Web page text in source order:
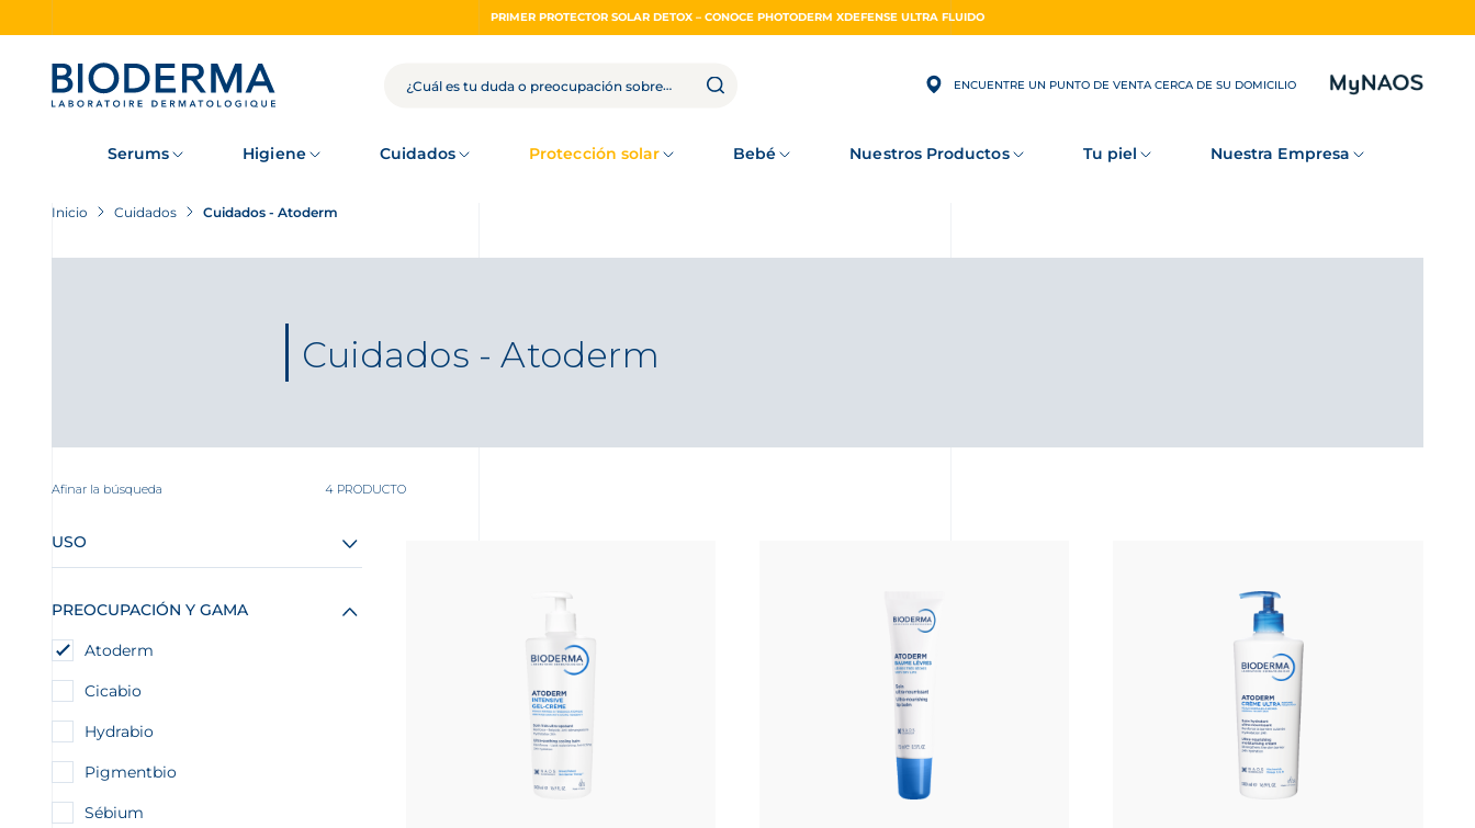
PRIMER PROTECTOR SOLAR DETOX – CONOCE PHOTODERM XDEFENSE ULTRA FLUIDO
BÚSQUEDA ENCUENTRE UN PUNTO DE VENTA CERCA DE SU DOMICILIO
Serums Higiene Cuidados Protección solar Bebé Nuestros Productos Tu piel Nuestra Empresa
Inicio Cuidados Cuidados - Atoderm
Cuidados - Atoderm
Afinar la búsqueda 4 PRODUCTO
USO
PREOCUPACIÓN Y GAMA
Atoderm
Cicabio
Hydrabio
Pigmentbio
Sébium